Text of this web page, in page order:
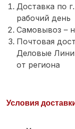
Доставка по
рабочий день
Самовывоз –
Почтовая
Деловые
от региона
Условия